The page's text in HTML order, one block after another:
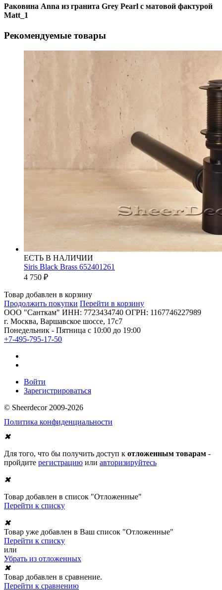
Раковина Anna из гранита Grey Pearl с матовой фактурой
Matt_1
Рекомендуемые товары
ЕСТЬ В НАЛИЧИИ
Siris Black Brass 652401261
4 750 ₽
Товар добавлен в корзину
Продолжить покупки Перейти в корзину
ООО "Санткам" ИНН: 7723434740 ОГРН: 1167746227989
г. Москва, Варшавское шоссе, 17с7
Понедельник - Пятница с 10:00 до 19:00
+7-495-795-17-50
Войти
Зарегистрироваться
© Sheerdecor 2009-2026
Политика конфиденциальности
✖
Для того, что бы получить доступ к отложенным товарам -
пройдите регистрацию или авторизируйтесь
✖
Товар добавлен в список "Отложенные"
Перейти к списку
✖
Товар уже добавлен в Ваш список "Отложенные"
Перейти к списку
или
Убрать из отложенных
✖
Товар добавлен в сравнение.
Перейти к сравнению